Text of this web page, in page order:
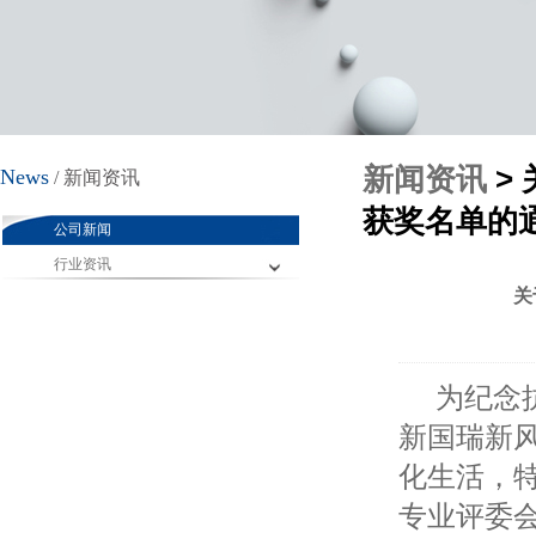
News / 新闻资讯
公司新闻
行业资讯
新闻资讯 >
获奖名单的
为纪念
新国瑞新
化生活，
专业评委